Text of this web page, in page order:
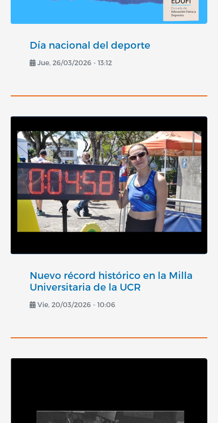
Día nacional del deporte
Jue, 26/03/2026 - 13:12
Nuevo récord histórico en la Milla
Universitaria de la UCR
Vie, 20/03/2026 - 10:06